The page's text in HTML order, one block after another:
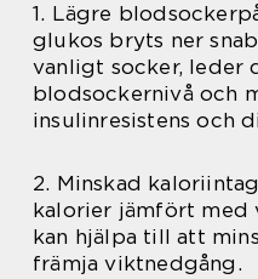
1. Lägre
glukos bryts ner
vanligt socker, leder
blodsockernivå och
insulinresistens och
2. Minskad
kalorier jämfört med
kan hjälpa till att
främja viktnedgång.